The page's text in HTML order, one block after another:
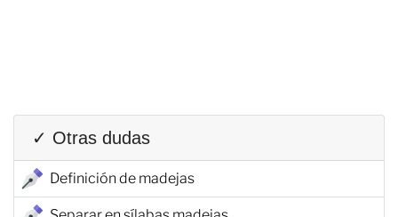
✓ Otras dudas
Definición de madejas